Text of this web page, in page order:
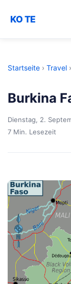
KO TE
Startseite › Travel ›
Burkina
Dienstag, 2.
7 Min. Lesezeit